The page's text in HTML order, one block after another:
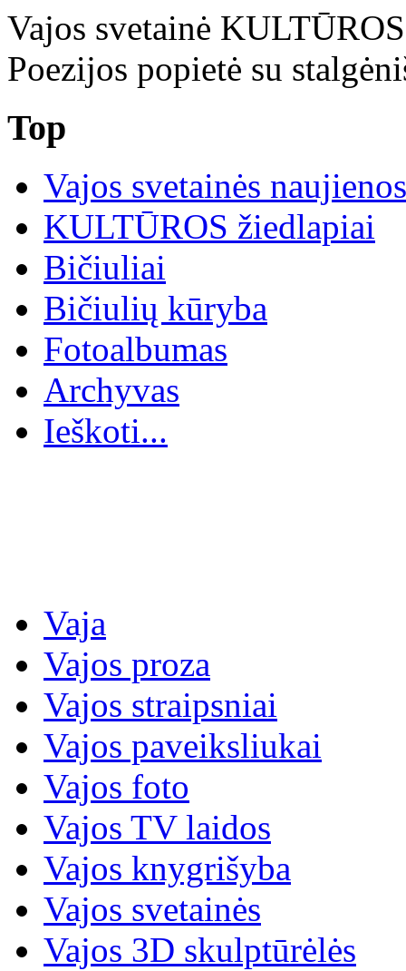
Vajos svetainė
Poezijos popietė su
Top
Vajos svetainės naujienos
KULTŪROS žiedlapiai
Bičiuliai
Bičiulių kūryba
Fotoalbumas
Archyvas
Ieškoti...
Vaja
Vajos proza
Vajos straipsniai
Vajos paveiksliukai
Vajos foto
Vajos TV laidos
Vajos knygrišyba
Vajos svetainės
Vajos 3D skulptūrėlės